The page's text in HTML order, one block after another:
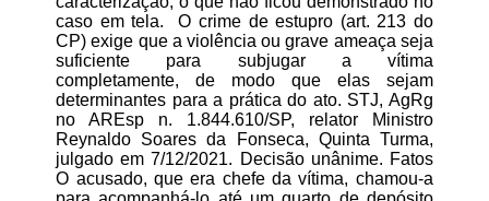
caso em tela. O crime de estupro (art. 213 do
CP) exige que a violência ou grave ameaça seja
suficiente para subjugar a vítima
completamente, de modo que elas sejam
determinantes para a prática do ato. STJ, AgRg
no AREsp n. 1.844.610/SP, relator Ministro
Reynaldo Soares da Fonseca, Quinta Turma,
julgado em 7/12/2021. Decisão unânime. Fatos
O acusado, que era chefe da vítima, chamou-a